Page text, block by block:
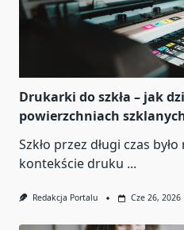
Drukarki do szkła – jak
powierzchniach
Szkło przez długi czas
kontekście druku ...
Redakcja Portalu Cze 26, 2026